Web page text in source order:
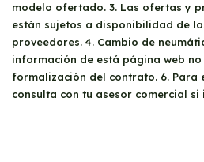
modelo ofertado. 3. Las ofertas y
están sujetos a disponibilidad de
proveedores. 4. Cambio de
información de está página web
formalización del contrato. 6. Para
consulta con tu asesor comercial